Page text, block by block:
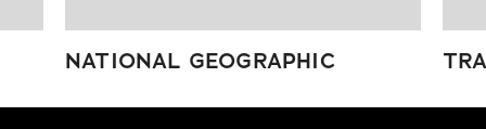
NATIONAL GEOGRAPHIC